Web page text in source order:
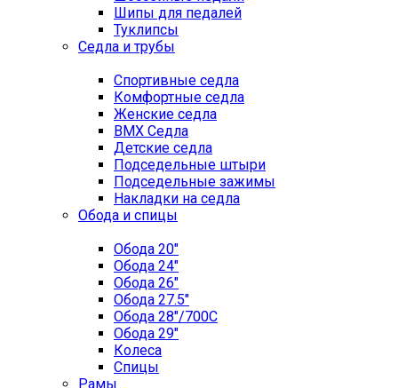
Шипы для педалей
Туклипсы
Седла и трубы
Спортивные седла
Комфортные седла
Женские седла
BMX Седла
Детские седла
Подседельные штыри
Подседельные зажимы
Накладки на седла
Обода и спицы
Обода 20"
Обода 24"
Обода 26"
Обода 27.5"
Обода 28"/700C
Обода 29"
Колеса
Спицы
Рамы